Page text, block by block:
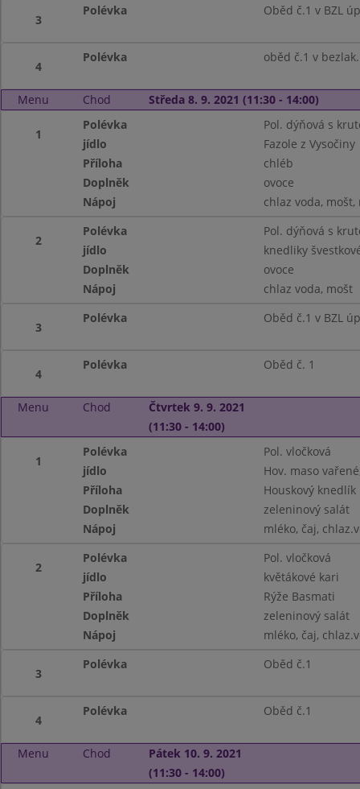
3
Polévka Oběd č.1 v BZL
4
Polévka oběd č.1 v
Menu Chod Středa 8. 9. 2021 (11:30 - 14:00)
1
Polévka
Pol. dýňová s
jídlo
Fazole z Vysočiny
Příloha
chléb
Doplněk
ovoce
Nápoj
chlaz voda, mošt,
2
Polévka
Pol. dýňová s
jídlo
knedliky
Doplněk
ovoce
Nápoj
chlaz voda, mošt
3
Polévka Oběd č.1 v BZL
4
Polévka Oběd č. 1
Menu Chod
Čtvrtek 9. 9. 2021
(11:30 - 14:00)
1
Polévka
Pol. vločková
jídlo
Hov. maso
Příloha
Houskový knedlík
Doplněk
zeleninový salát
Nápoj
mléko, čaj,
2
Polévka
Pol. vločková
jídlo
květákové kari
Příloha
Rýže Basmati
Doplněk
zeleninový salát
Nápoj
mléko, čaj,
3
Polévka Oběd č.1
4
Polévka Oběd č.1
Menu Chod
Pátek 10. 9. 2021
(11:30 - 14:00)